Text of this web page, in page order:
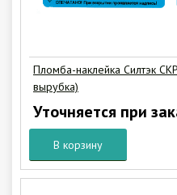
Пломба-наклейка Силтэк
вырубка)
Уточняется при
В корзину